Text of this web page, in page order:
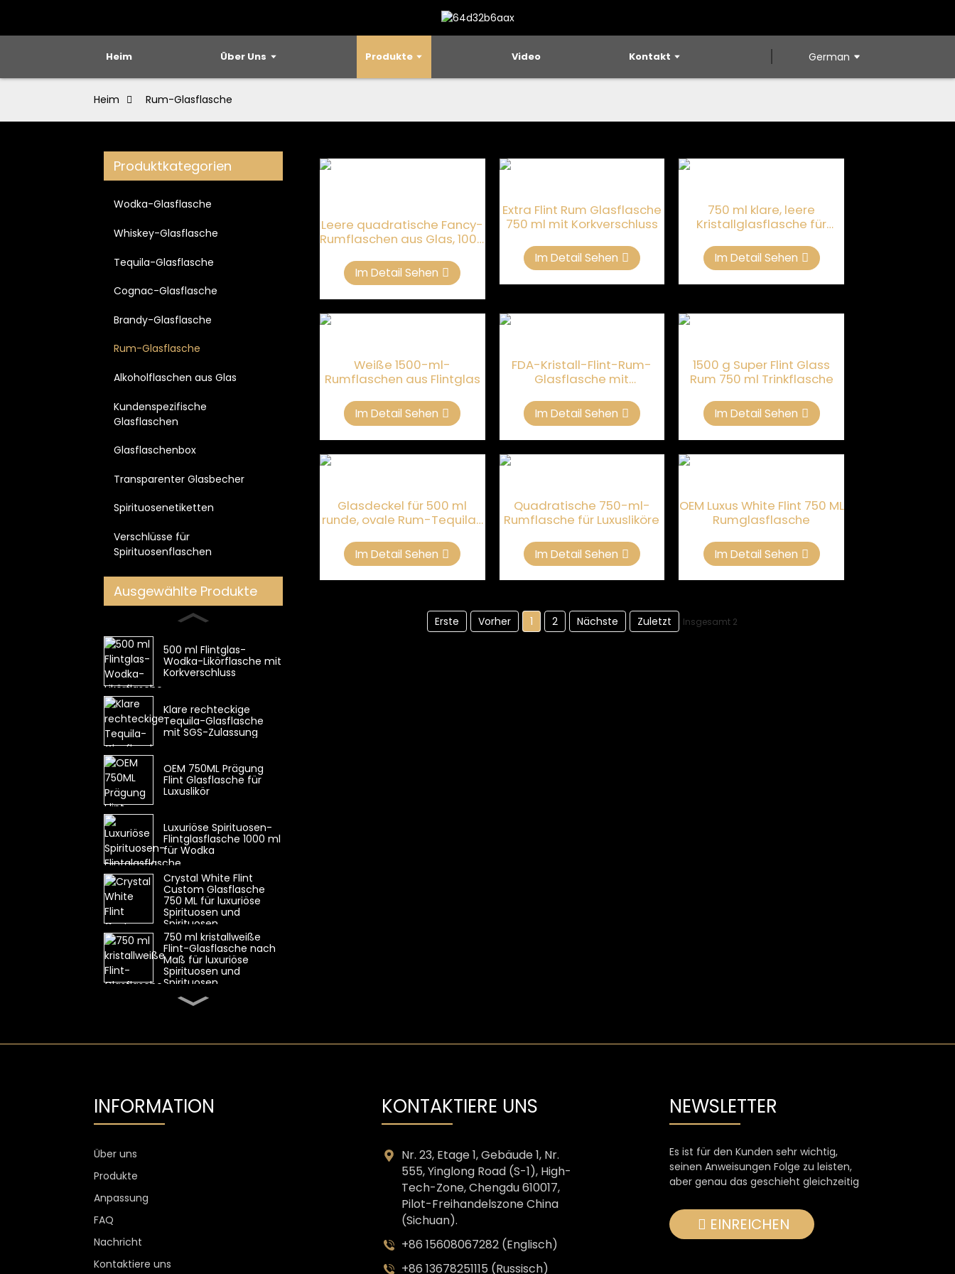
Heim Über Uns Produkte Video Kontakt German
Heim Rum-Glasflasche
Produktkategorien
Wodka-Glasflasche
Whiskey-Glasflasche
Tequila-Glasflasche
Cognac-Glasflasche
Brandy-Glasflasche
Rum-Glasflasche
Alkoholflaschen aus Glas
Kundenspezifische
Glasflaschen
Glasflaschenbox
Transparenter Glasbecher
Spirituosenetiketten
Verschlüsse für
Spirituosenflaschen
Ausgewählte Produkte
500 ml Flintglas-
Wodka-Likörflasche mit
Korkverschluss
Klare rechteckige
Tequila-Glasflasche
mit SGS-Zulassung
OEM 750ML Prägung
Flint Glasflasche für
Luxuslikör
Luxuriöse Spirituosen-
Flintglasflasche 1000 ml
für Wodka
Crystal White Flint
Custom Glasflasche
750 ML für luxuriöse
Spirituosen und
Spirituosen
750 ml kristallweiße
Flint-Glasflasche nach
Maß für luxuriöse
Spirituosen und
Spirituosen
Ovale 700-ml-
Leere quadratische Fancy-
Rumflaschen aus Glas, 1000
Im Detail Sehen
Extra Flint Rum Glasflasche
750 ml mit Korkverschluss
Im Detail Sehen
750 ml klare, leere
Kristallglasflasche für
Im Detail Sehen
Weiße 1500-ml-
Rumflaschen aus Flintglas
Im Detail Sehen
FDA-Kristall-Flint-Rum-
Glasflasche mit
Im Detail Sehen
1500 g Super Flint Glass
Rum 750 ml Trinkflasche
Im Detail Sehen
Glasdeckel für 500 ml
runde, ovale Rum-Tequila-
Im Detail Sehen
Quadratische 750-ml-
Rumflasche für Luxusliköre
Im Detail Sehen
OEM Luxus White Flint 750 ML
Rumglasflasche
Im Detail Sehen
Erste Vorher 1 2 Nächste Zuletzt Insgesamt 2
INFORMATION
Über uns
Produkte
Anpassung
FAQ
Nachricht
Kontaktiere uns
KONTAKTIERE UNS
Nr. 23, Etage 1, Gebäude 1, Nr.
555, Yinglong Road (S-1), High-
Tech-Zone, Chengdu 610017,
Pilot-Freihandelszone China
(Sichuan).
+86 15608067282 (Englisch)
+86 13678251115 (Russisch)
NEWSLETTER
Es ist für den Kunden sehr wichtig,
seinen Anweisungen Folge zu leisten,
aber genau das geschieht gleichzeitig
EINREICHEN